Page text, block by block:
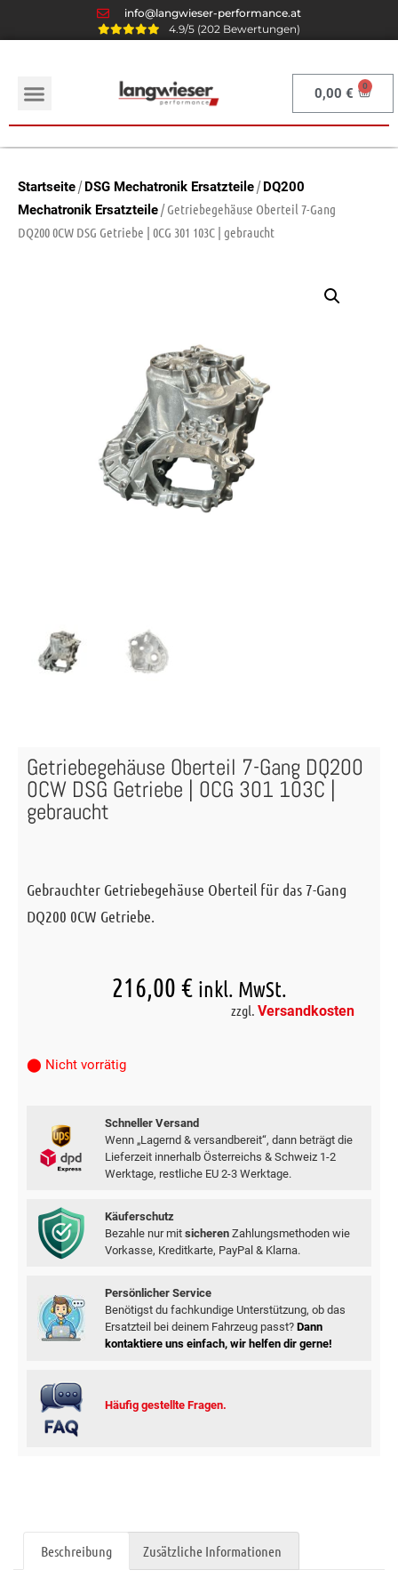
info@langwieser-performance.at
4.9/5 (202 Bewertungen)
0,00€
Startseite/DSG Mechatronik Ersatzteile/DQ200
Mechatronik Ersatzteile/ Getriebegehäuse Oberteil 7-Gang
DQ200 0CW DSG Getriebe | 0CG 301 103C | gebraucht
Getriebegehäuse Oberteil 7-Gang DQ200
0CW DSG Getriebe | 0CG 301 103C |
gebraucht
Gebrauchter Getriebegehäuse Oberteil für das 7-Gang
DQ200 0CW Getriebe.
216,00€ inkl. MwSt.
zzgl. Versandkosten
⬤ Nicht vorrätig
Schneller Versand
Wenn „Lagernd & versandbereit“, dann beträgt die
Lieferzeit innerhalb Österreichs & Schweiz 1-2
Werktage, restliche EU 2-3 Werktage.
Käuferschutz
Bezahle nur mit sicherenZahlungsmethoden wie
Vorkasse, Kreditkarte, PayPal & Klarna.
Persönlicher Service
Benötigst du fachkundige Unterstützung, ob das
Ersatzteil bei deinem Fahrzeug passt? Dann
kontaktiere uns einfach, wir helfen dir gerne!
Häufig gestellte Fragen.
Beschreibung Zusätzliche Informationen